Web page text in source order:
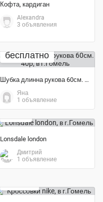
Кофта, кардиган
Alexandra
3 объявления
бесплатно
Шубка длинна рукова 60см. 40р
Яна
1 объявление
Экономия 15%
Lonsdale london
Дмитрий
1 объявление